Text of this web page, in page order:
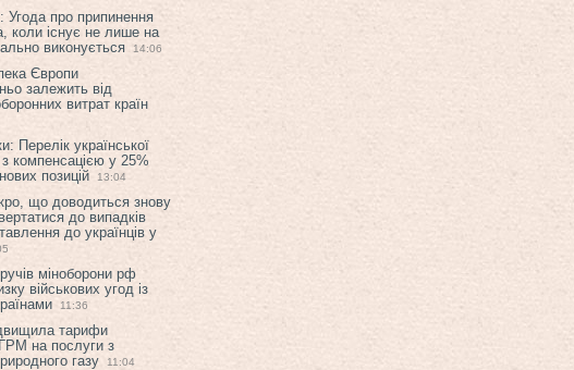
Угода про припинення
коли існує не лише на
виконується
14:06
Європи
залежить від
витрат країн
Перелік української
з компенсацією у 25%
позицій
13:04
що доводиться знову
до випадків
до українців у
міноборони рф
військових угод із
11:36
тарифи
на послуги з
газу
11:04